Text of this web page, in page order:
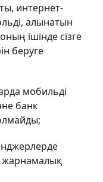
интернет-
алынатын
ішінде сізге
беруге
мобильді
банк
жарнамалық